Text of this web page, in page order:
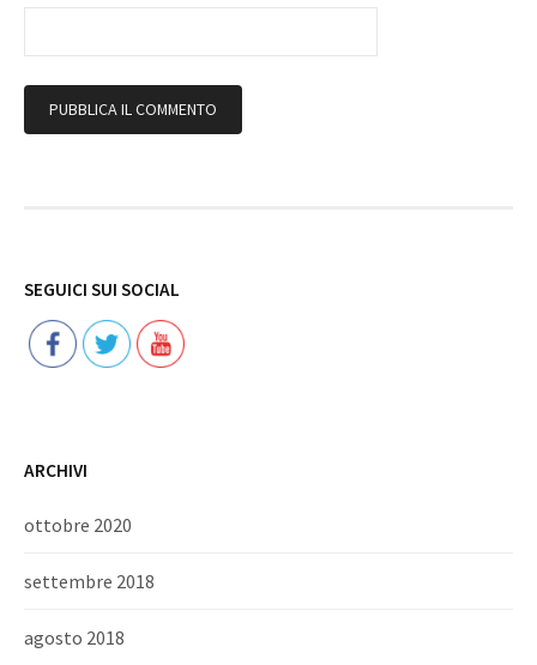
SEGUICI SUI SOCIAL
ARCHIVI
ottobre 2020
settembre 2018
agosto 2018